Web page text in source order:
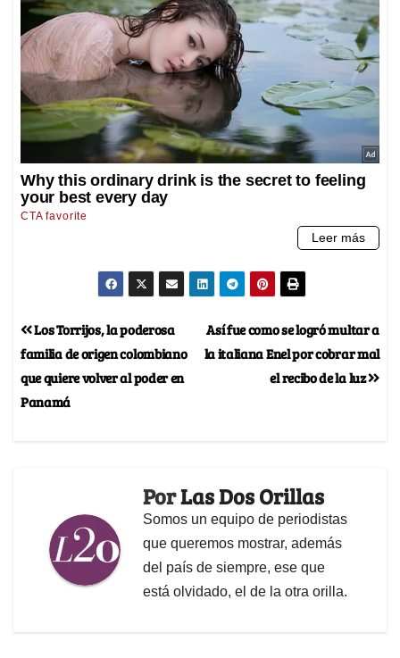
Así fue como se logró multar a
la italiana Enel por cobrar mal
el recibo de la luz
Los Torrijos, la poderosa
familia de origen colombiano
que quiere volver al poder en
Panamá
PorLas Dos Orillas
Somos un equipo de periodistas
que queremos mostrar, además
del país de siempre, ese que
está olvidado, el de la otra orilla.